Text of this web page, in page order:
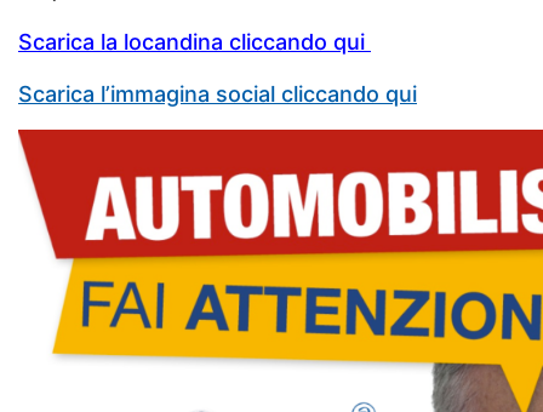
Scarica la locandina cliccando qui
Scarica l’immagina social cliccando qui